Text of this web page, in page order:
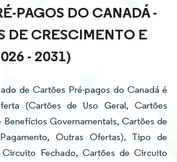
PAGOS DO CANADÁ -
DE CRESCIMENTO E
- 2031)
de Cartões Pré-pagos do Canadá é
(Cartões de Uso Geral, Cartões
Benefícios Governamentais, Cartões de
Outras Ofertas), Tipo de
Fechado, Cartões de Circuito